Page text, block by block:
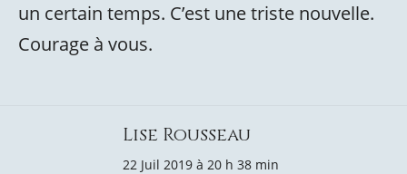
un certain temps. C’est une triste nouvelle.
Courage à vous.
Lise Rousseau
22 Juil 2019 à 20 h 38 min